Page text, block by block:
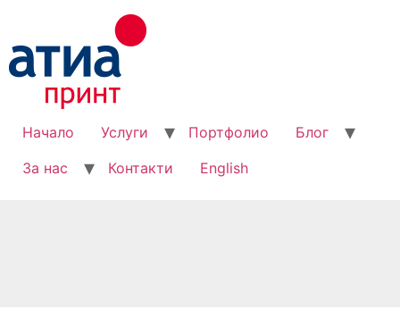
Начало Услуги Портфолио
Блог
За нас
Контакти English